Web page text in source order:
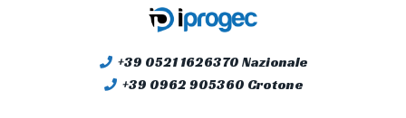
+39 0521 1626370 Nazionale
+39 0962 905360 Crotone